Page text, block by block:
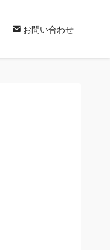
お問い合わせ